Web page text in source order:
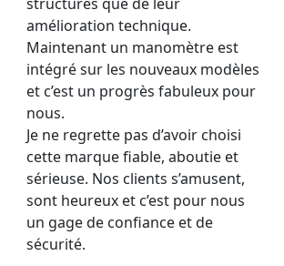
amélioration technique.
Maintenant un manomètre est
intégré sur les nouveaux modèles
et c’est un progrès fabuleux pour
nous.
Je ne regrette pas d’avoir choisi
cette marque fiable, aboutie et
sérieuse. Nos clients s’amusent,
sont heureux et c’est pour nous
un gage de confiance et de
sécurité.